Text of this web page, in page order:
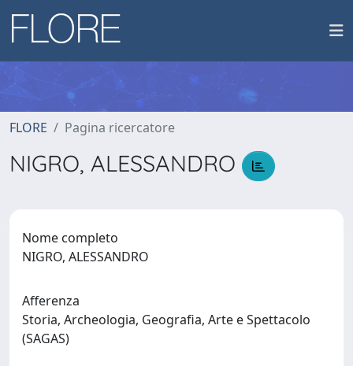
FLORE Pagina ricercatore
NIGRO, ALESSANDRO
Nome completo
NIGRO, ALESSANDRO
Afferenza
Storia, Archeologia, Geografia, Arte e Spettacolo
(SAGAS)